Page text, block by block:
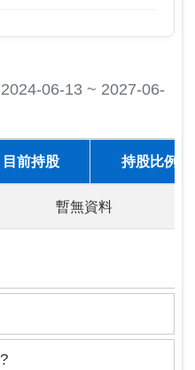
06-13 ~ 2027-06-
目前持股 持股比例
暫無資料